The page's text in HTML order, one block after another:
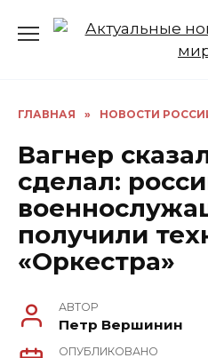
ГЛАВНАЯ » НОВОСТИ
Вагнер
сделал:
получили
«Оркестра»
АВТОР
Петр Вершинин
ОПУБЛИКОВАНО